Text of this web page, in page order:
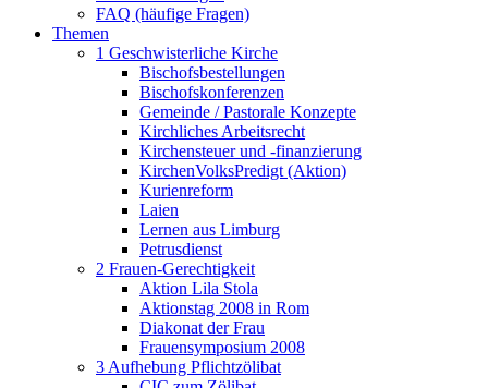
FAQ (häufige Fragen)
Themen
1 Geschwisterliche Kirche
Bischofsbestellungen
Bischofskonferenzen
Gemeinde / Pastorale Konzepte
Kirchliches Arbeitsrecht
Kirchensteuer und -finanzierung
KirchenVolksPredigt (Aktion)
Kurienreform
Laien
Lernen aus Limburg
Petrusdienst
2 Frauen-Gerechtigkeit
Aktion Lila Stola
Aktionstag 2008 in Rom
Diakonat der Frau
Frauensymposium 2008
3 Aufhebung Pflichtzölibat